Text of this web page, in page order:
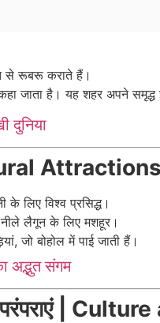
से रूबरू कराते हैं।
कहा जाता है। यह शहर अपने
दुनिया
Attractions
लिए विश्व प्रसिद्ध।
लैगून के लिए मशहूर।
जो बोहोल में पाई जाती हैं।
अद्भुत संगम
परंपराएं |